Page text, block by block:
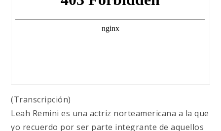
(Transcripción)
Leah Remini es una actriz norteamericana a la que
yo recuerdo por ser parte integrante de aquellos